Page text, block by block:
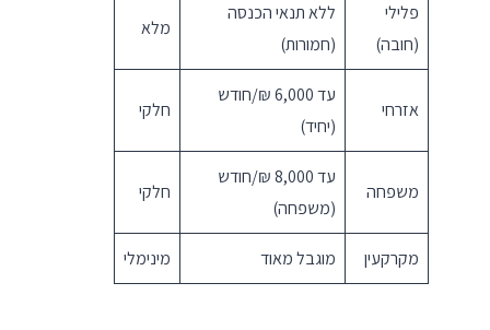
פלילי
(חובה)
ללא תנאי הכנסה
(חמורות)
מלא
אזרחי
עד 6,000 ₪/חודש
(יחיד)
חלקי
משפחה
עד 8,000 ₪/חודש
(משפחה)
חלקי
מקרקעין מוגבל מאוד מינימלי